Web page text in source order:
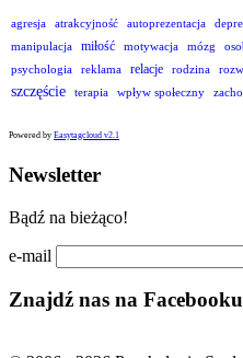
agresja atrakcyjność autoprezentacja
manipulacja
miłość motywacja mózg
psychologia
reklama relacje rodzina
szczęście terapia wpływ społeczny
Powered by Easytagcloud v2.1
Newsletter
Bądź na bieżąco!
e-mail
Znajdź nas na Facebooku